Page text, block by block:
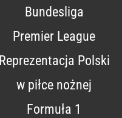
Bundesliga
Premier League
Reprezentacja Polski
w piłce nożnej
Formuła 1